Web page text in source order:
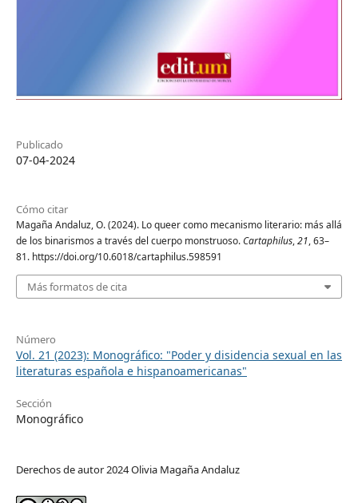
Publicado
07-04-2024
Cómo citar
Magaña Andaluz, O. (2024). Lo queer como mecanismo literario: más allá
de los binarismos a través del cuerpo monstruoso.Cartaphilus,21, 63–
81. https://doi.org/10.6018/cartaphilus.598591
Más formatos de cita
Número
Vol. 21 (2023): Monográfico: "Poder y disidencia sexual en las
literaturas española e hispanoamericanas"
Sección
Monográfico
Derechos de autor 2024 Olivia Magaña Andaluz